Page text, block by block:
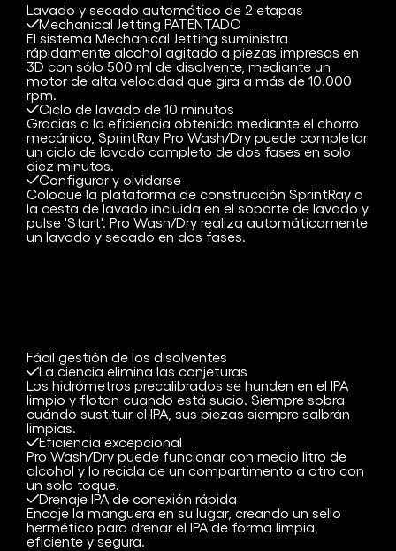
Lavado y secado automático de 2 etapas
Mechanical Jetting PATENTADO
El sistema Mechanical Jetting suministra
rápidamente alcohol agitado a piezas impresas en
3D con sólo 500 ml de disolvente, mediante un
motor de alta velocidad que gira a más de 10.000
rpm.
Ciclo de lavado de 10 minutos
Gracias a la eficiencia obtenida mediante el chorro
mecánico, SprintRay Pro Wash/Dry puede completar
un ciclo de lavado completo de dos fases en solo
diez minutos.
Configurar y olvidarse
Coloque la plataforma de construcción SprintRay o
la cesta de lavado incluida en el soporte de lavado y
pulse 'Start'. Pro Wash/Dry realiza automáticamente
un lavado y secado en dos fases.
Fácil gestión de los disolventes
La ciencia elimina las conjeturas
Los hidrómetros precalibrados se hunden en el IPA
limpio y flotan cuando está sucio. Siempre sobra
cuándo sustituir el IPA, sus piezas siempre salbrán
limpias.
Eficiencia excepcional
Pro Wash/Dry puede funcionar con medio litro de
alcohol y lo recicla de un compartimento a otro con
un solo toque.
Drenaje IPA de conexión rápida
Encaje la manguera en su lugar, creando un sello
hermético para drenar el IPA de forma limpia,
eficiente y segura.